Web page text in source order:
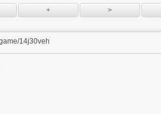
14j30veh